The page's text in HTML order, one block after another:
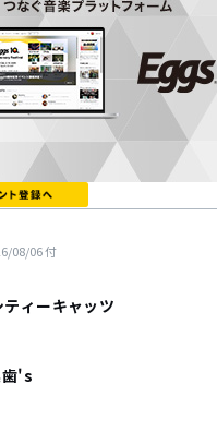
08/06付
ィーキャッツ
's